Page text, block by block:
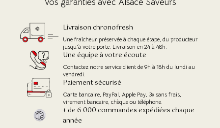
Livraison chronofresh
Une fraîcheur préservée à chaque étape, du producteur
jusqu'à votre porte. Livraison en 24 à 48h.
Une équipe à votre écoute
Contactez notre service client de 9h à 18h du lundi au
vendredi.
Paiement sécurisé
Carte bancaire, PayPal, Apple Pay, 3x sans frais,
virement bancaire, chèque ou téléphone.
+ de 6 000 commandes expédiées chaque
année